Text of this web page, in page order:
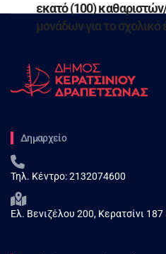
εκατό (100)
μονάδων για το σχολικό
Δημαρχείο
Τηλ. Κέντρο:2132074600
Ελ. Βενιζέλου 200, Κερατσίνι 187